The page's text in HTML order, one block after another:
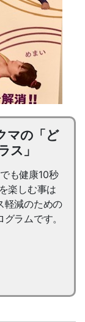
マの「ど
ス」
も健康10秒
楽しむ事は
軽減のための
ラムです。